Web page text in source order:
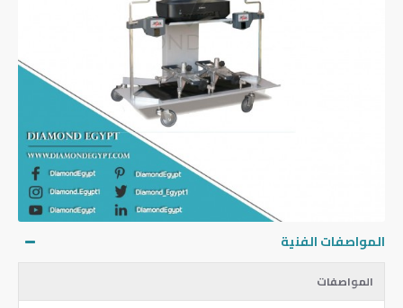
المواصفات الفنية
المواصفات